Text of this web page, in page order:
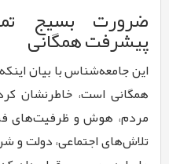
ضرورت بسیج
پیشرفت همگانی
این جامعه‌شناس با بیان
همگانی است، خاطرنشان
مردم، هوش و ظرفیت‌های
تلاش‌های اجتماعی، دولت و